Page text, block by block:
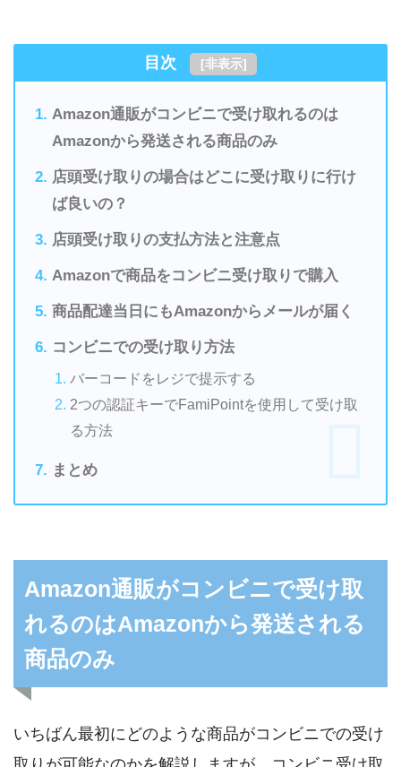
目次 [非表示]
Amazon通販がコンビニで受け取れるのは
Amazonから発送される商品のみ
店頭受け取りの場合はどこに受け取りに行け
ば良いの？
店頭受け取りの支払方法と注意点
Amazonで商品をコンビニ受け取りで購入
商品配達当日にもAmazonからメールが届く
コンビニでの受け取り方法
バーコードをレジで提示する
2つの認証キーでFamiPointを使用して受け取
る方法
まとめ
Amazon通販がコンビニで受け取
れるのはAmazonから発送される
商品のみ
いちばん最初にどのような商品がコンビニでの受け